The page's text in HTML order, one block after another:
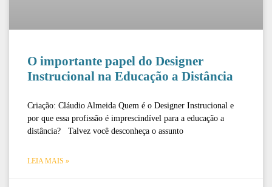
O importante papel do Designer
Instrucional na Educação a Distância
Criação: Cláudio Almeida Quem é o Designer Instrucional e
por que essa profissão é imprescindível para a educação a
distância? Talvez você desconheça o assunto
LEIA MAIS »